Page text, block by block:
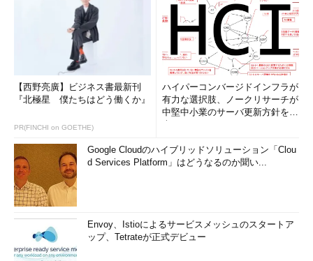
【西野亮廣】ビジネス書最新刊
『北極星 僕たちはどう働くか』
PR(FINCHI on GOETHE)
ハイパーコンバージドインフラが
有力な選択肢、ノークリサーチが
中堅中小業のサーバ更新方針を調
Google Cloudのハイブリッドソリューション「Clou
d Services Platform」はどうなるのか聞い...
Envoy、Istioによるサービスメッシュのスタートア
ップ、Tetrateが正式デビュー